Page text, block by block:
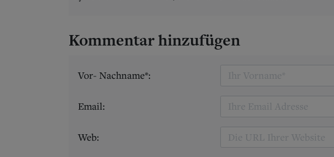
Kommentar hinzufügen
Vor- Nachname*:
Email:
Web: